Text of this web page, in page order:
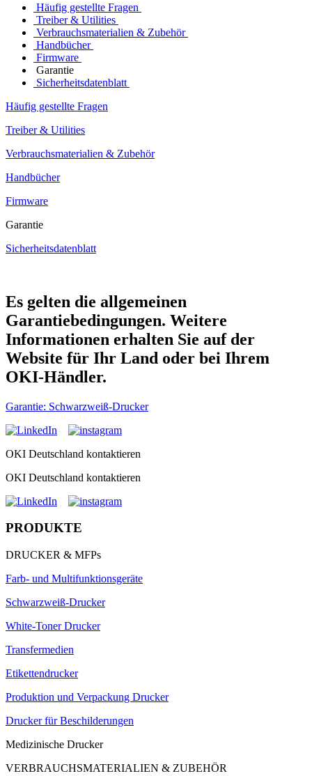
Häufig gestellte Fragen
Treiber & Utilities
Verbrauchsmaterialien & Zubehör
Handbücher
Firmware
Garantie
Sicherheitsdatenblatt
Häufig gestellte Fragen
Treiber & Utilities
Verbrauchsmaterialien & Zubehör
Handbücher
Firmware
Garantie
Sicherheitsdatenblatt
Es gelten die allgemeinen
Garantiebedingungen. Weitere
Informationen erhalten Sie auf der
Website für Ihr Land oder bei Ihrem
OKI-Händler.
Garantie: Schwarzweiß-Drucker
OKI Deutschland kontaktieren
OKI Deutschland kontaktieren
PRODUKTE
DRUCKER & MFPs
Farb- und Multifunktionsgeräte
Schwarzweiß-Drucker
White-Toner Drucker
Transfermedien
Etikettendrucker
Produktion und Verpackung Drucker
Drucker für Beschilderungen
Medizinische Drucker
VERBRAUCHSMATERIALIEN & ZUBEHÖR